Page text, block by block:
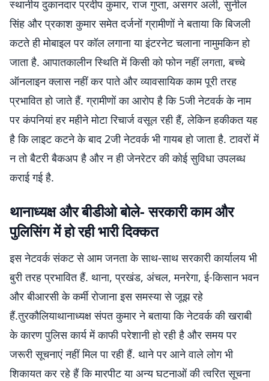
स्थानीय दुकानदार प्रदीप कुमार, राज गुप्ता, असगर अली, सुनील
सिंह और प्रकाश कुमार समेत दर्जनों ग्रामीणों ने बताया कि बिजली
कटते ही मोबाइल पर कॉल लगाना या इंटरनेट चलाना नामुमकिन हो
जाता है. आपातकालीन स्थिति में किसी को फोन नहीं लगता, बच्चे
ऑनलाइन क्लास नहीं कर पाते और व्यावसायिक काम पूरी तरह
प्रभावित हो जाते हैं. ग्रामीणों का आरोप है कि 5जी नेटवर्क के नाम
पर कंपनियां हर महीने मोटा रिचार्ज वसूल रही हैं, लेकिन हकीकत यह
है कि लाइट कटने के बाद 2जी नेटवर्क भी गायब हो जाता है. टावरों में
न तो बैटरी बैकअप है और न ही जेनरेटर की कोई सुविधा उपलब्ध
कराई गई है.
थानाध्यक्ष और बीडीओ बोले- सरकारी काम और
पुलिसिंग में हो रही भारी दिक्कत
इस नेटवर्क संकट से आम जनता के साथ-साथ सरकारी कार्यालय भी
बुरी तरह प्रभावित हैं. थाना, प्रखंड, अंचल, मनरेगा, ई-किसान भवन
और बीआरसी के कर्मी रोजाना इस समस्या से जूझ रहे
हैं.तुरकौलियाथानाध्यक्ष संपत कुमार ने बताया कि नेटवर्क की खराबी
के कारण पुलिस कार्य में काफी परेशानी हो रही है और समय पर
जरूरी सूचनाएं नहीं मिल पा रही हैं. थाने पर आने वाले लोग भी
शिकायत कर रहे हैं कि मारपीट या अन्य घटनाओं की त्वरित सूचना